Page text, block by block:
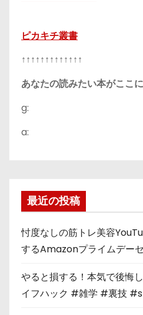
ピカキチ叢書
↑↑↑↑↑↑↑↑↑↑↑↑↑
あなたの読みたい本がここ
g:
a:
最近の投稿
忖度なしの筋トレ美容
するAmazonプライムデー
やると損する！本気で後悔
イフハック #雑学 #裏技